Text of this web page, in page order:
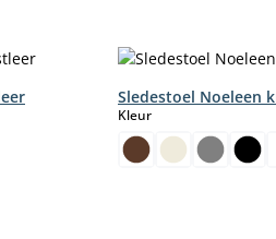
momenteel niet beschikbaar.)
Sledestoel Noeleen
Kleurselect